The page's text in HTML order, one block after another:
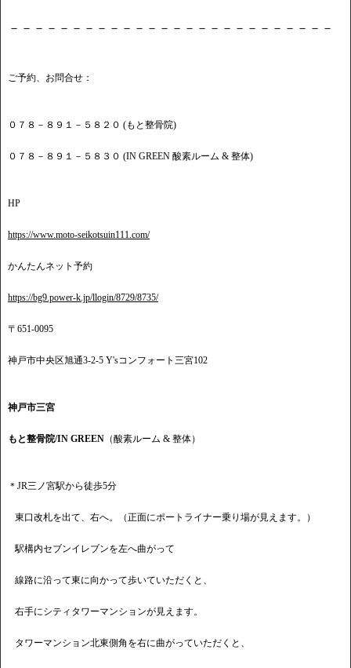
－－－－－－－－－－－－－－－－－－－－－－－－－－
ご予約、お問合せ：
０７８－８９１－５８２０ (もと整骨院)
０７８－８９１－５８３０ (IN GREEN 酸素ルーム & 整体)
HP
https://www.moto-seikotsuin111.com/
かんたんネット予約
https://bg9.power-k.jp/llogin/8729/8735/
〒651-0095
神戸市中央区旭通3-2-5 Y'sコンフォート三宮102
神戸市三宮
もと整骨院/IN GREEN （酸素ルーム & 整体）
＊JR三ノ宮駅から徒歩5分
東口改札を出て、右へ。（正面にポートライナー乗り場が見えます。）
駅構内セブンイレブンを左へ曲がって
線路に沿って東に向かって歩いていただくと、
右手にシティタワーマンションが見えます。
タワーマンション北東側角を右に曲がっていただくと、